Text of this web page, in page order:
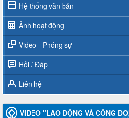
Hệ thống văn bản
Ảnh hoạt động
Video - Phóng sự
Hỏi / Đáp
Liên hệ
VIDEO "LAO ĐỘNG VÀ CÔNG